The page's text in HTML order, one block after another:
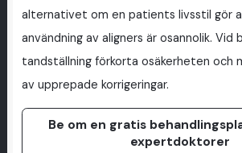
alternativet om en patients livsstil gör
användning av aligners är osannolik.
tandställning förkorta osäkerheten och
av upprepade korrigeringar.
Be om en gratis
expertdoktorer